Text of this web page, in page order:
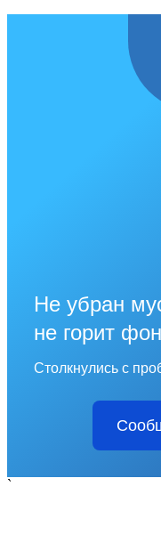
Не убран
не горит
Столкнулись с
`